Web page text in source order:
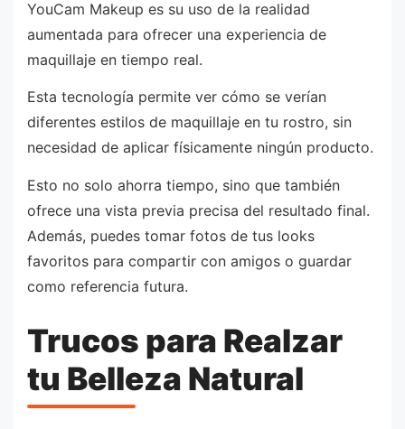
YouCam Makeup es su uso de la realidad
aumentada para ofrecer una experiencia de
maquillaje en tiempo real.
Esta tecnología permite ver cómo se verían
diferentes estilos de maquillaje en tu rostro, sin
necesidad de aplicar físicamente ningún producto.
Esto no solo ahorra tiempo, sino que también
ofrece una vista previa precisa del resultado final.
Además, puedes tomar fotos de tus looks
favoritos para compartir con amigos o guardar
como referencia futura.
Trucos para Realzar
tu Belleza Natural